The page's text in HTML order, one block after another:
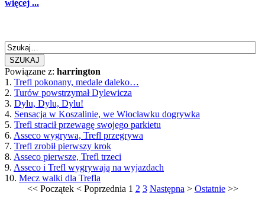
więcej ...
SZUKAJ
Powiązane z: harrington
1. Trefl pokonany, medale daleko…
2. Turów powstrzymał Dylewicza
3. Dylu, Dylu, Dylu!
4. Sensacja w Koszalinie, we Włocławku dogrywka
5. Trefl stracił przewagę swojego parkietu
6. Asseco wygrywa, Trefl przegrywa
7. Trefl zrobił pierwszy krok
8. Asseco pierwsze, Trefl trzeci
9. Asseco i Trefl wygrywają na wyjazdach
10. Mecz walki dla Trefla
<< Początek< Poprzednia 1 2 3 Następna > Ostatnie>>